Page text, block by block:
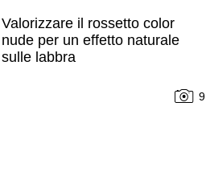
Valorizzare il rossetto color
nude per un effetto naturale
sulle labbra
9